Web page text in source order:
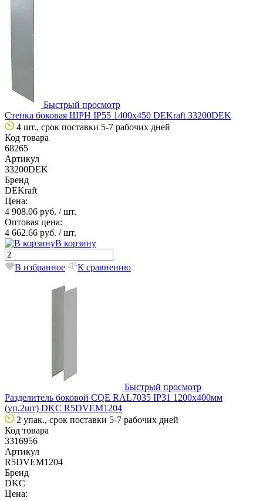
Быстрый просмотр
Стенка боковая ШРН IP55 1400х450 DEKraft 33200DEK
4 шт., срок поставки 5-7 рабочих дней
Код товара
68265
Артикул
33200DEK
Бренд
DEKraft
Цена:
4 908.06 руб. / шт.
Оптовая цена:
4 662.66 руб. / шт.
В корзину
В избранное К сравнению
Быстрый просмотр
Разделитель боковой CQE RAL7035 IP31 1200x400мм
(уп.2шт) DKC R5DVEM1204
2 упак., срок поставки 5-7 рабочих дней
Код товара
3316956
Артикул
R5DVEM1204
Бренд
DKC
Цена: